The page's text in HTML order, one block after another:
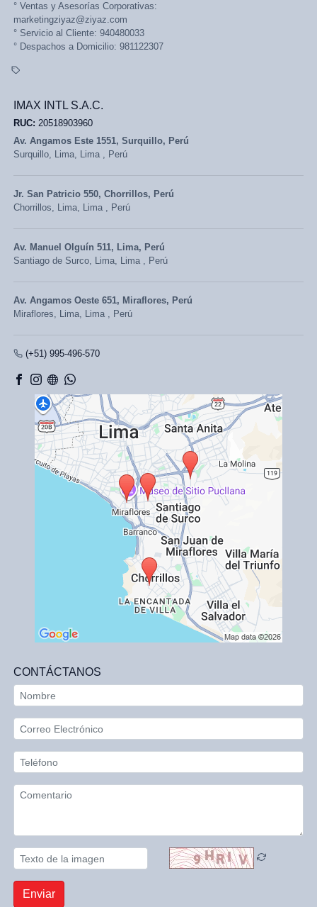
° Ventas y Asesorías Corporativas:
marketingziyaz@ziyaz.com
° Servicio al Cliente: 940480033
° Despachos a Domicilio: 981122307
IMAX INTL S.A.C.
RUC: 20518903960
Av. Angamos Este 1551, Surquillo, Perú
Surquillo, Lima, Lima , Perú
Jr. San Patricio 550, Chorrillos, Perú
Chorrillos, Lima, Lima , Perú
Av. Manuel Olguín 511, Lima, Perú
Santiago de Surco, Lima, Lima , Perú
Av. Angamos Oeste 651, Miraflores, Perú
Miraflores, Lima, Lima , Perú
(+51) 995-496-570
CONTÁCTANOS
Enviar